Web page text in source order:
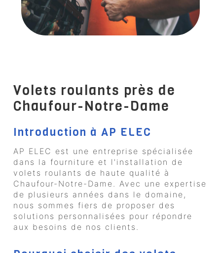
Volets roulants près de
Chaufour-Notre-Dame
Introduction à AP ELEC
AP ELEC est une entreprise spécialisée
dans la fourniture et l'installation de
volets roulants de haute qualité à
Chaufour-Notre-Dame. Avec une expertise
de plusieurs années dans le domaine,
nous sommes fiers de proposer des
solutions personnalisées pour répondre
aux besoins de nos clients.